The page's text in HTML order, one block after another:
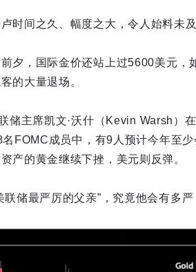
时间之久、幅度之大，令人始料未及
夕，国际金价还站上过5600美元
的大量退场。
储主席凯文·沃什（Kevin Warsh）
FOMC成员中，有9人预计今年至少
产的黄金继续下挫，美元则反弹。
联储最严厉的父亲”，究竟他会有多